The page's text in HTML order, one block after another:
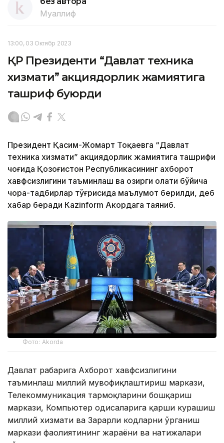
Муаллиф
13:00, 03 Октябр 2023
ҚР Президенти “Давлат техника
хизмати” акциядорлик жамиятига
ташриф буюрди
Президент Қасим-Жомарт Тоқаевга “Давлат
техника хизмати” акциядорлик жамиятига ташрифи
чоғида Қозоғистон Республикасининг ахборот
хавфсизлигини таъминлаш ва ҳозирги ҳолати бўйича
чора-тадбирлар тўғрисида маълумот берилди, деб
хабар беради Каzinform Акордага таяниб.
Фото: Akorda
Давлат раҳбарига Ахборот хавфсизлигини
таъминлаш миллий мувофиқлаштириш маркази,
Телекоммуникация тармоқларини бошқариш
маркази, Компьютер ҳодисаларига қарши курашиш
миллий хизмати ва Зарарли кодларни ўрганиш
маркази фаолиятининг жараёни ва натижалари